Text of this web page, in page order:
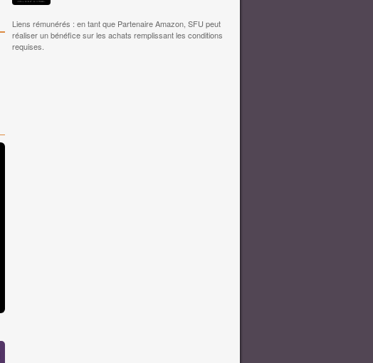
Liens rémunérés : en tant que Partenaire Amazon, SFU peut
réaliser un bénéfice sur les achats remplissant les conditions
requises.